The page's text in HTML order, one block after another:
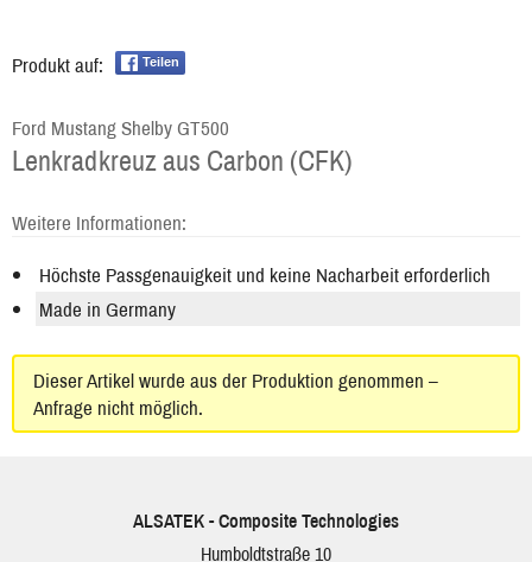
Produkt auf: Teilen
Ford Mustang Shelby GT500
Lenkradkreuz aus Carbon (CFK)
Weitere Informationen:
Höchste Passgenauigkeit und keine Nacharbeit erforderlich
Made in Germany
Dieser Artikel wurde aus der Produktion genommen –
Anfrage nicht möglich.
ALSATEK - Composite Technologies
Humboldtstraße 10